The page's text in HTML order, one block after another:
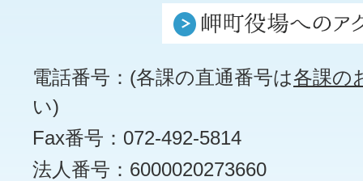
電話番号：(各課の直通番号は各課の
い)
Fax番号：072-492-5814
法人番号：6000020273660